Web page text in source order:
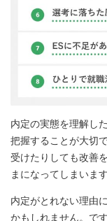
内定の実態を理解し
把握することが大切
受けたりしても改善
まになってしまいます
内定がとれない理由
かもしれません。で